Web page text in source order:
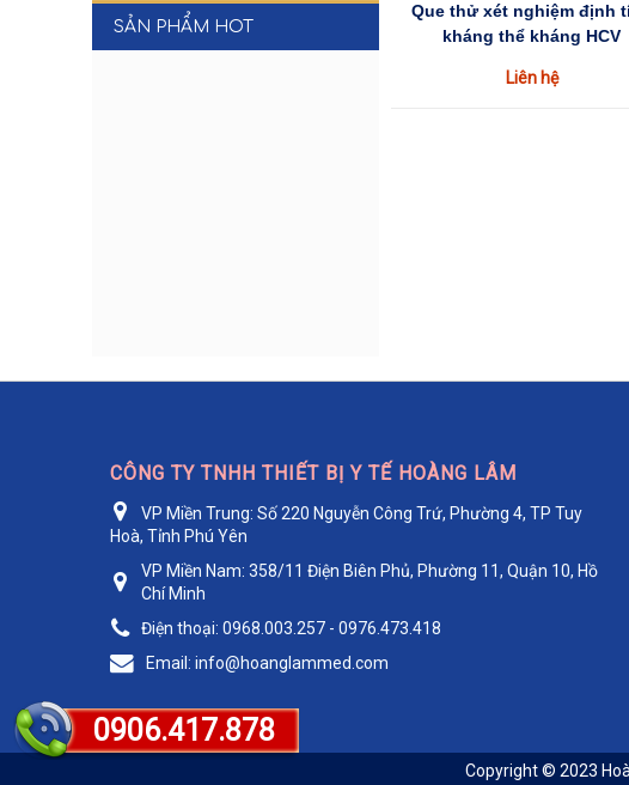
0906.417.878
Que thử xét nghiệm định
kháng thể kháng HCV
Liên hệ
SẢN PHẨM HOT
Catgut Chrom số...
Liên hệ
CÔNG TY TNHH THIẾT BỊ Y TẾ HOÀNG LÂM
VP Miền Trung: Số 220 Nguyễn Công Trứ, Phường 4, TP Tuy
Hoà, Tỉnh Phú Yên
VP Miền Nam: 358/11 Điện Biên Phủ, Phường 11, Quận 10, Hồ
Chí Minh
Điện thoại: 0968.003.257 - 0976.473.418
Email: info@hoanglammed.com
Copyright © 2023